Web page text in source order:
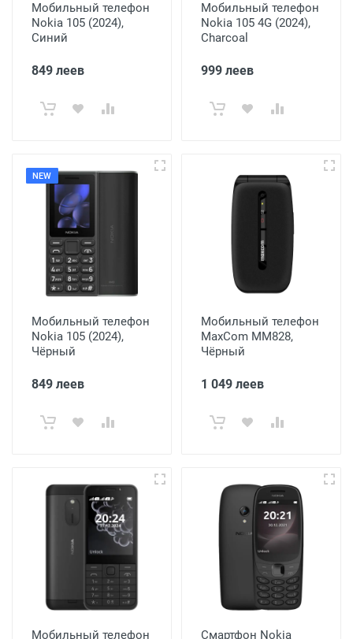
Мобильный телефон
Nokia 105 (2024),
Синий
849 леев
Мобильный телефон
Nokia 105 4G (2024),
Charcoal
999 леев
NEW
Мобильный телефон
Nokia 105 (2024),
Чёрный
849 леев
Мобильный телефон
MaxCom MM828,
Чёрный
1 049 леев
Мобильный телефон Смартфон Nokia